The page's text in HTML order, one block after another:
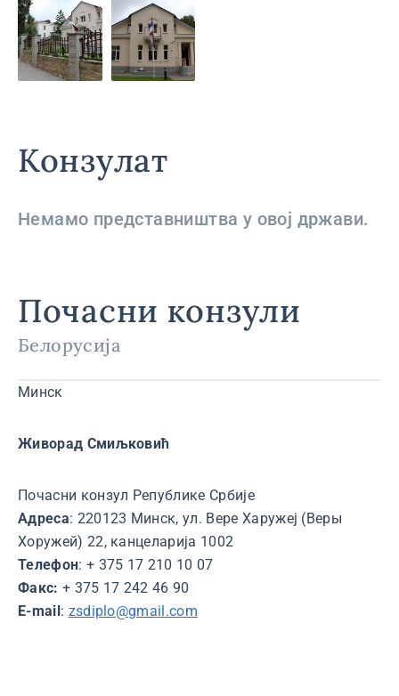
Конзулат
Немамо представништва у овој држави.
Почасни конзули
Белорусија
Минск
Живорад Смиљковић
Почасни конзул Републике Србије
Адреса: 220123 Минск, ул. Вере Харужеј (Веры
Хоружей) 22, канцеларија 1002
Телефон: + 375 17 210 10 07
Факс: + 375 17 242 46 90
E-mail: zsdiplo@gmail.com